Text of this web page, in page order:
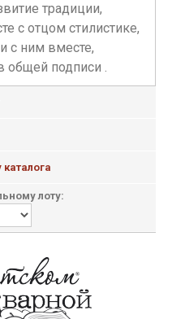
традиции,
с отцом стилистике,
с ним вместе,
общей подписи .
лоту: